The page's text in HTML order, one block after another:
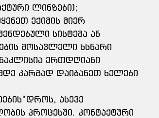
ლინზები);
ექიმის მიერ
სისტემა ან
მოსავლელი ხსნარი
ერთდღიანი
კარგად დაიბანეთ ხელები
ასევე
პროცესში. კონტაქტური